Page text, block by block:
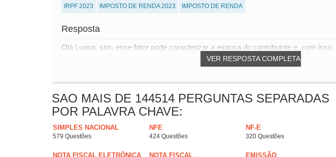
IRPF 2023 IMPOSTO DE RENDA 2023 IMPOSTO DE RENDA
Resposta
VER RESPOSTA COMPLETA
Olá Luana, sim, esse fator pode caracterizar a esposa do contribuinte e, com
SAO MAIS DE 144514 PERGUNTAS SEPARADAS
POR PALAVRA CHAVE:
SIMPLES NACIONAL
579 Questões
NFE
424 Questões
NF-E
320 Questões
NOTA FISCAL ELETRÔNICA NOTA FISCAL EMISSÃO